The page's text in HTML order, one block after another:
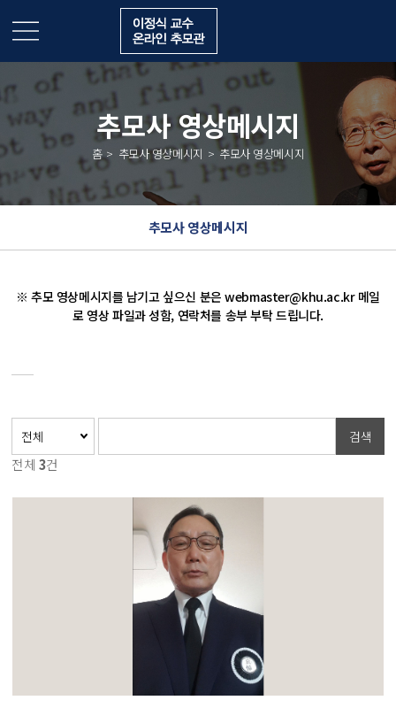
추모사 영상메시지
홈 추모사 영상메시지 추모사 영상메시지
추모사 영상메시지
※ 추모 영상메시지를 남기고 싶으신 분은 webmaster@khu.ac.kr 메일
로 영상 파일과 성함, 연락처를 송부 부탁 드립니다.
검색
전체 3건